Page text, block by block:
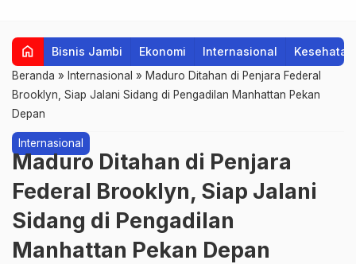
home Bisnis Jambi Ekonomi Internasional Kesehatan
Beranda » Internasional » Maduro Ditahan di Penjara Federal
Brooklyn, Siap Jalani Sidang di Pengadilan Manhattan Pekan
Depan
Internasional
Maduro Ditahan di Penjara
Federal Brooklyn, Siap Jalani
Sidang di Pengadilan
Manhattan Pekan Depan